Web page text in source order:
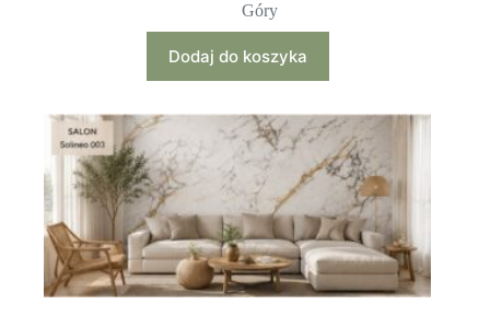
Góry
Dodaj do koszyka